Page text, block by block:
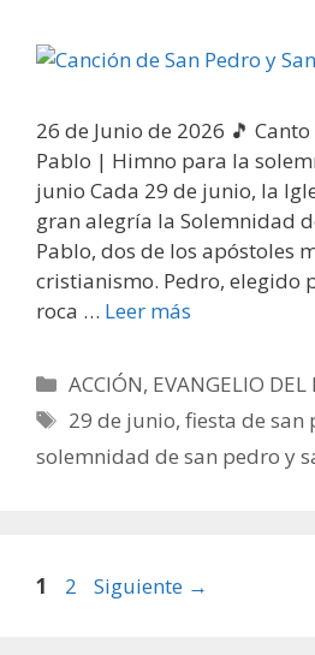
26 de Junio de 2026 🎵
Pablo | Himno para la
junio Cada 29 de junio, la
gran alegría la Solemnidad
Pablo, dos de los apóstoles
cristianismo. Pedro, elegido
roca … Leer más
Categorías
ACCIÓN, EVANGELIO DEL
Etiquetas
29 de junio,fiesta de san
solemnidad de san pedro y
Página
1 Página
2 Siguiente →